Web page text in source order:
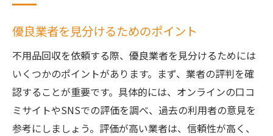
茨城県の不用品回収サービスで利用可能な
お得なプラン
コストを抑えるためのパック料金の活用法
自治体サービスと民間業者の併用術
キャンペーンや割引を活用したベッド処分
複数業者の見積もりを比較するメリット
優良業者を見分けるためのポイント
不用品回収を依頼する際、優良業者を見分けるためには
いくつかのポイントがあります。まず、業者の評判を確
認することが重要です。具体的には、オンラインの口コ
ミサイトやSNSでの評価を調べ、過去の利用者の意見を
参考にしましょう。評価が高い業者は、信頼性が高く、